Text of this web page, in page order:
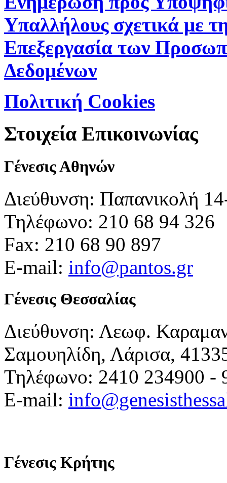
Υπαλλήλους σχετικά με
Επεξεργασία των
Δεδομένων
Πολιτική Cookies
Στοιχεία Επικοινωνίας
Γένεσις Αθηνών
Διεύθυνση: Παπανικολή
Τηλέφωνο: 210 68 94 326
Fax: 210 68 90 897
E-mail: info@pantos.gr
Γένεσις Θεσσαλίας
Διεύθυνση: Λεωφ.
Σαμουηλίδη, Λάρισα,
Τηλέφωνο: 2410 234900 -
E-mail:
Γένεσις Κρήτης